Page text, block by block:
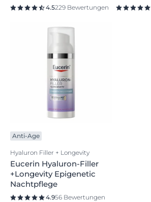
4.5229 Bewertungen
Anti-Age
Hyaluron Filler + Longevity
Eucerin Hyaluron-Filler
+Longevity Epigenetic
Nachtpflege
4.956 Bewertungen